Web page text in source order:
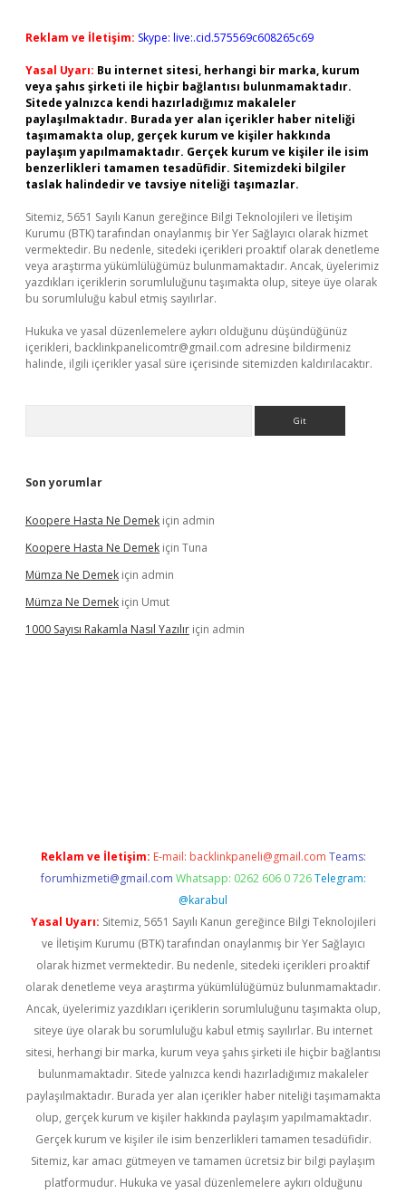
Reklam ve İletişim: Skype: live:.cid.575569c608265c69
Yasal Uyarı: Bu internet sitesi, herhangi bir marka, kurum
veya şahıs şirketi ile hiçbir bağlantısı bulunmamaktadır.
Sitede yalnızca kendi hazırladığımız makaleler
paylaşılmaktadır. Burada yer alan içerikler haber niteliği
taşımamakta olup, gerçek kurum ve kişiler hakkında
paylaşım yapılmamaktadır. Gerçek kurum ve kişiler ile isim
benzerlikleri tamamen tesadüfidir. Sitemizdeki bilgiler
taslak halindedir ve tavsiye niteliği taşımazlar.
Sitemiz, 5651 Sayılı Kanun gereğince Bilgi Teknolojileri ve İletişim
Kurumu (BTK) tarafından onaylanmış bir Yer Sağlayıcı olarak hizmet
vermektedir. Bu nedenle, sitedeki içerikleri proaktif olarak denetleme
veya araştırma yükümlülüğümüz bulunmamaktadır. Ancak, üyelerimiz
yazdıkları içeriklerin sorumluluğunu taşımakta olup, siteye üye olarak
bu sorumluluğu kabul etmiş sayılırlar.
Hukuka ve yasal düzenlemelere aykırı olduğunu düşündüğünüz
içerikleri, backlinkpanelicomtr@gmail.com adresine bildirmeniz
halinde, ilgili içerikler yasal süre içerisinde sitemizden kaldırılacaktır.
Son yorumlar
Koopere Hasta Ne Demek için admin
Koopere Hasta Ne Demek için Tuna
Mümza Ne Demek için admin
Mümza Ne Demek için Umut
1000 Sayısı Rakamla Nasıl Yazılır için admin
Reklam ve İletişim: E-mail: backlinkpaneli@gmail.com Teams:
forumhizmeti@gmail.com Whatsapp: 0262 606 0 726 Telegram:
@karabul
Yasal Uyarı: Sitemiz, 5651 Sayılı Kanun gereğince Bilgi Teknolojileri
ve İletişim Kurumu (BTK) tarafından onaylanmış bir Yer Sağlayıcı
olarak hizmet vermektedir. Bu nedenle, sitedeki içerikleri proaktif
olarak denetleme veya araştırma yükümlülüğümüz bulunmamaktadır.
Ancak, üyelerimiz yazdıkları içeriklerin sorumluluğunu taşımakta olup,
siteye üye olarak bu sorumluluğu kabul etmiş sayılırlar. Bu internet
sitesi, herhangi bir marka, kurum veya şahıs şirketi ile hiçbir bağlantısı
bulunmamaktadır. Sitede yalnızca kendi hazırladığımız makaleler
paylaşılmaktadır. Burada yer alan içerikler haber niteliği taşımamakta
olup, gerçek kurum ve kişiler hakkında paylaşım yapılmamaktadır.
Gerçek kurum ve kişiler ile isim benzerlikleri tamamen tesadüfidir.
Sitemiz, kar amacı gütmeyen ve tamamen ücretsiz bir bilgi paylaşım
platformudur. Hukuka ve yasal düzenlemelere aykırı olduğunu